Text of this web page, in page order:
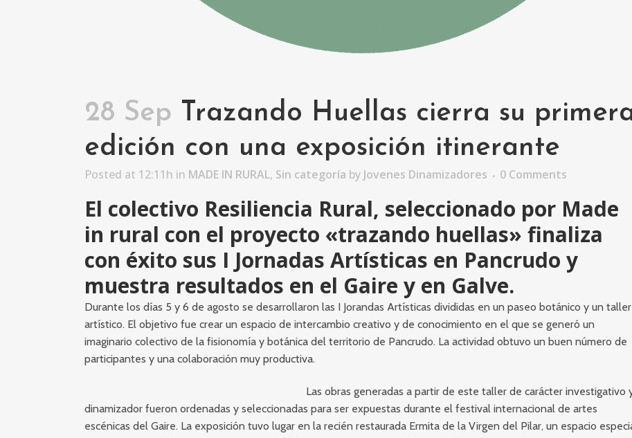
28 Sep Trazando Huellas cierra su
edición con una exposición itinerante
Posted at 12:11h in MADE IN RURAL, Sin categoría by Jovenes Dinamizadores 0 Comments
El colectivo Resiliencia Rural, seleccionado por Made
in rural con el proyecto «trazando huellas» finaliza
con éxito sus I Jornadas Artísticas en Pancrudo y
muestra resultados en el Gaire y en Galve.
Durante los días 5 y 6 de agosto se desarrollaron las I Jorandas Artísticas divididas en un paseo botánico y un taller
artístico. El objetivo fue crear un espacio de intercambio creativo y de conocimiento en el que se generó un
imaginario colectivo de la fisionomía y botánica del territorio de Pancrudo. La actividad obtuvo un buen número de
participantes y una colaboración muy productiva.
Las obras generadas a partir de este taller de carácter investigativo
dinamizador fueron ordenadas y seleccionadas para ser expuestas durante el festival internacional de artes
escénicas del Gaire. La exposición tuvo lugar en la recién restaurada Ermita de la Virgen del Pilar, un espacio